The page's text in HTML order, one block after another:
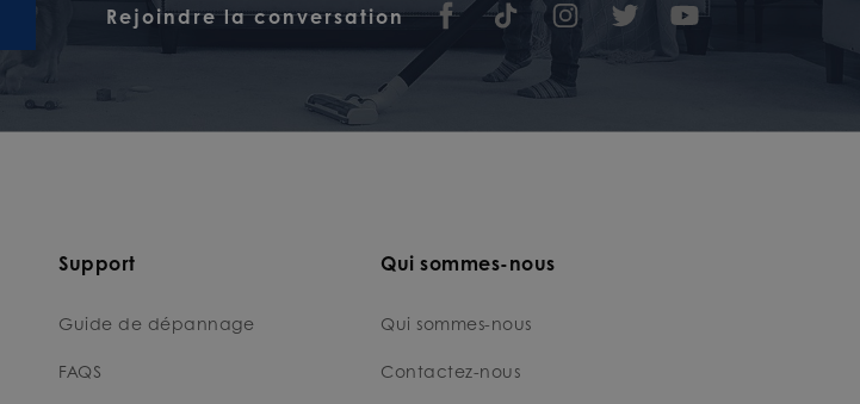
Rejoindre la conversation
Support
Guide de dépannage
FAQS
Qui sommes-nous
Qui sommes-nous
Contactez-nous